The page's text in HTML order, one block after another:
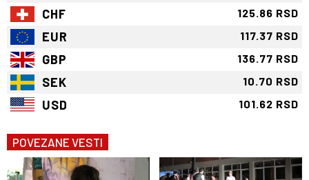
CHF 125.86 RSD
EUR 117.37 RSD
GBP 136.77 RSD
SEK 10.70 RSD
USD 101.62 RSD
POVEZANE VESTI